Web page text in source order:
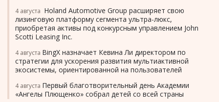
4 августа Holand Automotive Group расширяет свою
лизинговую платформу сегмента ультра-люкс,
приобретая активы под конкурсным управлением John
Scotti Leasing Inc.
4 августа BingX назначает Кевина Ли директором по
стратегии для ускорения развития мультиактивной
экосистемы, ориентированной на пользователей
4 августа Первый благотворительный день Академии
«Ангелы Плющенко» собрал детей со всей страны